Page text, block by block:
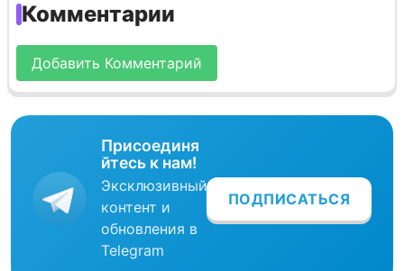
Комментарии
Добавить Комментарий
Присоединя
йтесь к нам!
Эксклюзивный
контент и
обновления в
Telegram
ПОДПИСАТЬСЯ